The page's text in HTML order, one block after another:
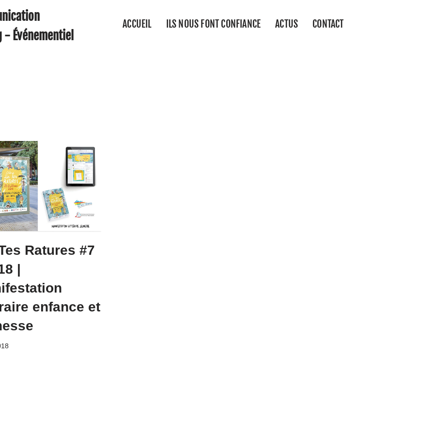
Événementiel
ACCUEIL ILS NOUS FONT CONFIANCE ACTUS CONTACT
Ratures #7
|
enfance et